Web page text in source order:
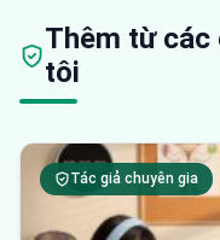
Thêm từ các
tôi
Tác giả chuyên gia